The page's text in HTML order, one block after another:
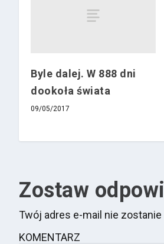
Byle dalej. W 888 dni
dookoła świata
09/05/2017
Zostaw
Twój adres e-mail nie zostanie
KOMENTARZ